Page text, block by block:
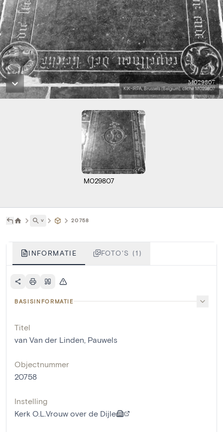
M029807
KIK-IRPA, Brussels (Belgium), cliché M029807
M029807
˅ 20758
INFORMATIE FOTO'S (1)
BASISINFORMATIE
Titel
van Van der Linden, Pauwels
Objectnummer
20758
Instelling
Kerk O.L.Vrouw over de Dijle